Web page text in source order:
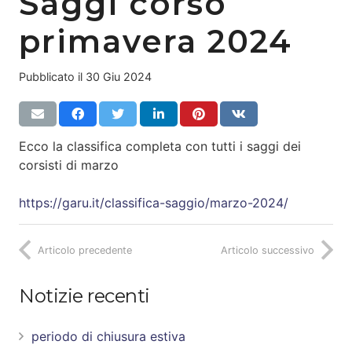
primavera 2024
Pubblicato il 30 Giu 2024
Ecco la classifica completa con tutti i saggi dei
corsisti di marzo
https://garu.it/classifica-saggio/marzo-2024/
Articolo precedente Articolo successivo
Notizie recenti
periodo di chiusura estiva